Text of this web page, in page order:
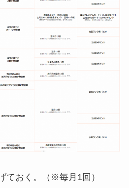
ておく。（※毎月1回）